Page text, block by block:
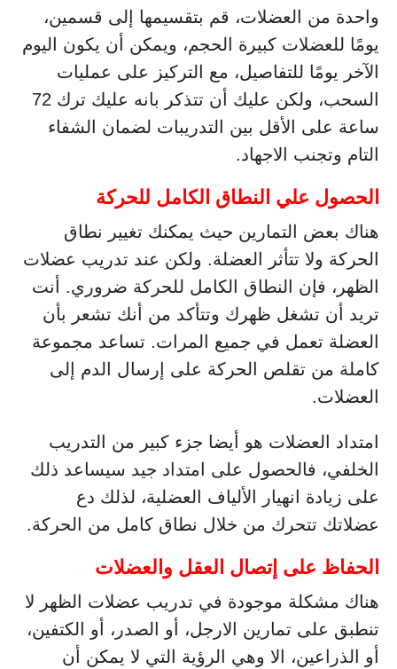
واحدة من العضلات، قم بتقسيمها إلى قسمين،
يومًا للعضلات كبيرة الحجم، ويمكن أن يكون اليوم
الآخر يومًا للتفاصيل، مع التركيز على عمليات
السحب، ولكن عليك أن تتذكر بانه عليك ترك 72
ساعة على الأقل بين التدريبات لضمان الشفاء
التام وتجنب الاجهاد.
الحصول علي النطاق الكامل للحركة
هناك بعض التمارين حيث يمكنك تغيير نطاق
الحركة ولا تتأثر العضلة. ولكن عند تدريب عضلات
الظهر، فإن النطاق الكامل للحركة ضروري. أنت
تريد أن تشغل ظهرك وتتأكد من أنك تشعر بأن
العضلة تعمل في جميع المرات. تساعد مجموعة
كاملة من تقلص الحركة على إرسال الدم إلى
العضلات.
امتداد العضلات هو أيضا جزء كبير من التدريب
الخلفي، فالحصول على امتداد جيد سيساعد ذلك
على زيادة انهيار الألياف العضلية، لذلك دع
عضلاتك تتحرك من خلال نطاق كامل من الحركة.
الحفاظ على إتصال العقل والعضلات
هناك مشكلة موجودة في تدريب عضلات الظهر لا
تنطبق على تمارين الارجل، أو الصدر، أو الكتفين،
أو الذراعين، الا وهي الرؤية التي لا يمكن أن